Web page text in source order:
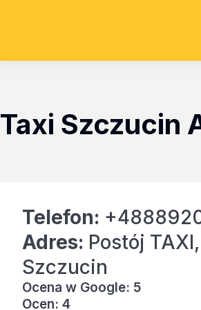
Taxi Szczucin
Telefon:
Adres: Postój
Szczucin
Ocena w Google: 5
Ocen: 4